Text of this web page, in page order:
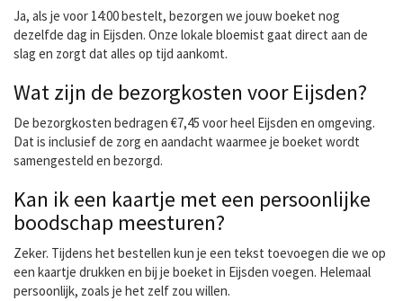
Ja, als je voor 14:00 bestelt, bezorgen we jouw boeket nog
dezelfde dag in Eijsden. Onze lokale bloemist gaat direct aan de
slag en zorgt dat alles op tijd aankomt.
Wat zijn de bezorgkosten voor Eijsden?
De bezorgkosten bedragen €7,45 voor heel Eijsden en omgeving.
Dat is inclusief de zorg en aandacht waarmee je boeket wordt
samengesteld en bezorgd.
Kan ik een kaartje met een persoonlijke
boodschap meesturen?
Zeker. Tijdens het bestellen kun je een tekst toevoegen die we op
een kaartje drukken en bij je boeket in Eijsden voegen. Helemaal
persoonlijk, zoals je het zelf zou willen.